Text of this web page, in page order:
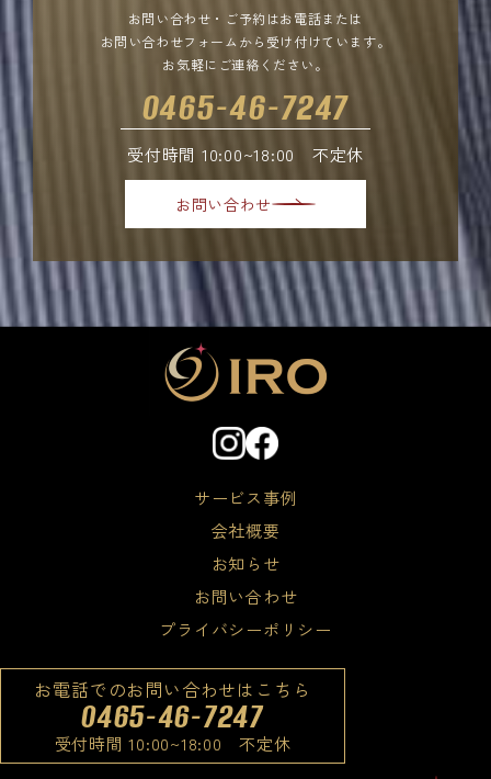
お問い合わせ・ご予約はお電話または
お問い合わせフォームから受け付けています。
お気軽にご連絡ください。
0465-46-7247
受付時間 10:00~18:00 不定休
お問い合わせ
サービス事例
会社概要
お知らせ
お問い合わせ
プライバシーポリシー
お電話でのお問い合わせはこちら
0465-46-7247
受付時間 10:00~18:00 不定休